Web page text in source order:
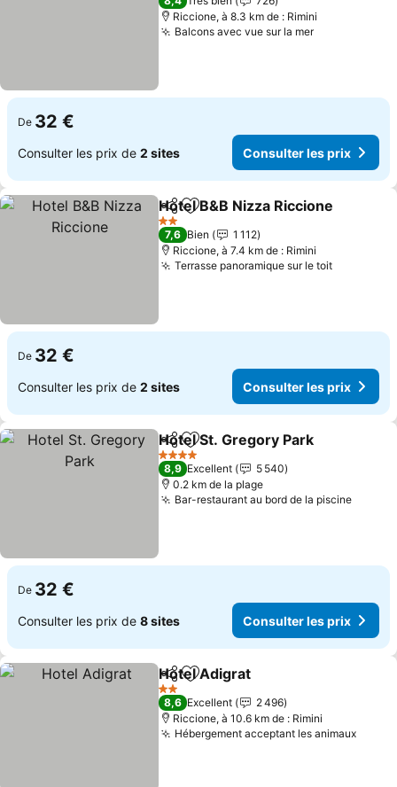
Riccione, à 8.3 km de : Rimini
Balcons avec vue sur la mer
De 32 €
Consulter les prix de 2 sites Consulter les prix
PartagerAjouter à mes favoris
Hotel B&B Nizza Riccione
2 Étoiles
7,6 Bien
1 112
Riccione, à 7.4 km de : Rimini
Terrasse panoramique sur le toit
De 32 €
Consulter les prix de 2 sites Consulter les prix
PartagerAjouter à mes favoris
Hotel St. Gregory Park
4 Étoiles
8,9 Excellent
5 540
0.2 km de la plage
Bar-restaurant au bord de la piscine
De 32 €
Consulter les prix de 8 sites Consulter les prix
PartagerAjouter à mes favoris
Hotel Adigrat
2 Étoiles
8,6 Excellent
2 496
Riccione, à 10.6 km de : Rimini
Hébergement acceptant les animaux